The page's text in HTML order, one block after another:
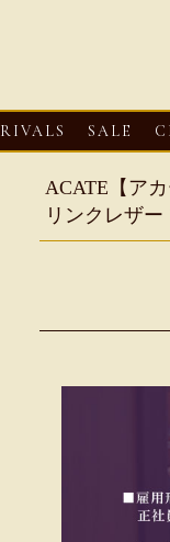
SALE
ACATE【ア
リンクレザー
Doni【マリオ ドーニ
プントゥミュール レザ